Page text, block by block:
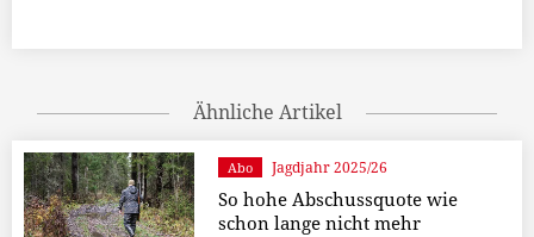
Ähnliche Artikel
Abo Jagdjahr 2025/26
So hohe Abschussquote wie
schon lange nicht mehr